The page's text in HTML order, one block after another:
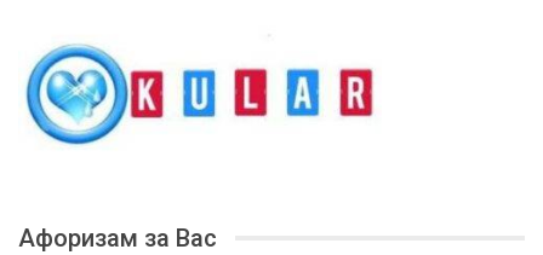
Афоризам за Вас